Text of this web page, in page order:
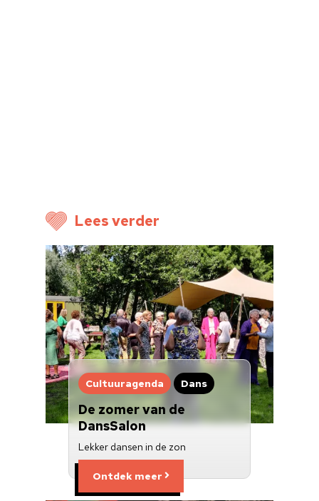
Lees verder
Cultuuragenda Dans
De zomer van de
DansSalon
Lekker dansen in de zon
Ontdek meer
Doneren